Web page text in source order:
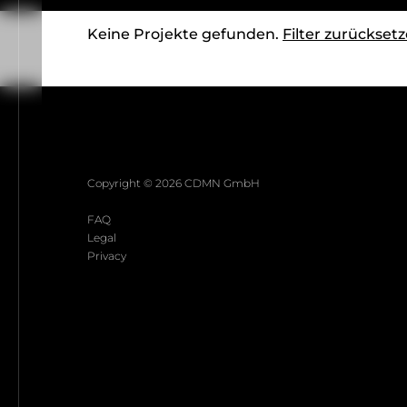
Keine Projekte gefunden. Filter
Copyright © 2026 CDMN GmbH
FAQ
Legal
Privacy